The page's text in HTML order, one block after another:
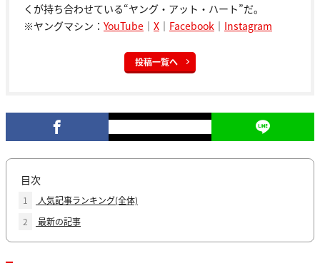
くが持ち合わせている“ヤング・アット・ハート”だ。
※ヤングマシン： YouTube ｜ X ｜ Facebook ｜ Instagram
投稿一覧へ
目次
1
人気記事ランキング(全体)
2
最新の記事